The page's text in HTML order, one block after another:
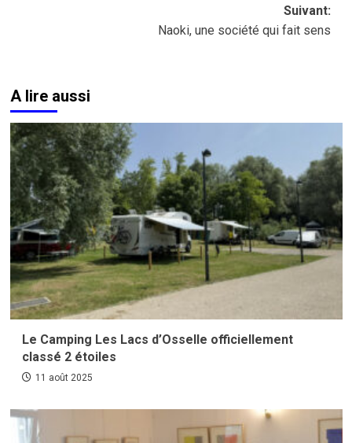
Suivant:
Naoki, une société qui fait sens
A lire aussi
Le Camping Les Lacs d’Osselle officiellement
classé 2 étoiles
11 août 2025